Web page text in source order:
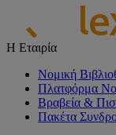
Η Εταιρία
Νομική
Πλατφόρμα
Βραβεία &
Πακέτα